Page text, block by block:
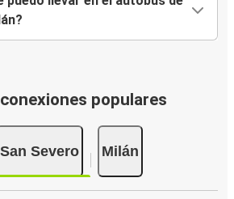
populares
San Severo Milán